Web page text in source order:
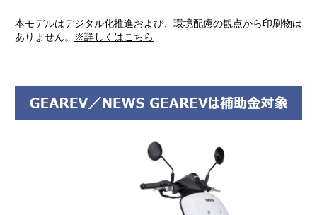
本モデルはデジタル化推進および、環境配慮の観点から印刷物は
ありません。
※詳しくはこちら